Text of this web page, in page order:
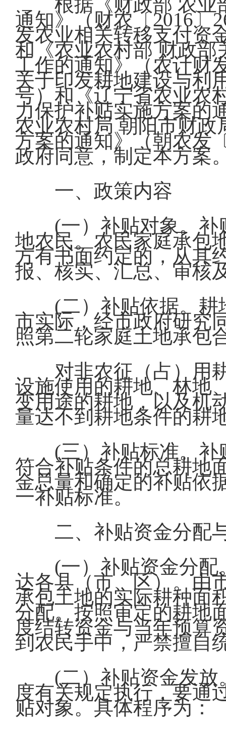
通知》（财农〔2016〕
发农业相关转移支付资
和《农业农村部 财政部
工作的通知》（农计财
关于印发耕地建设与利
号）和《辽宁省农业农
力保护补贴实施方案的
农业农村局 朝阳市财
方案的通知》（朝农发
政府同意，制定本方案
一、政策内容
(一）补贴对象。
地农民。农民家庭承包
方有书面约定的，从其
报、核实、汇总、审核
(二）补贴依据。
市实际，经市政府研究
照第二轮家庭土地承包
对非农征（占）用
设施使用的耕地、林地
变用途的耕地，以及机
量达不到耕地条件的耕
(三）补贴标准。
符合补贴条件的总耕地
金总量和确定的补贴依
一补贴标准。
二、补贴资金分配
(一）补贴资金分
达各县（市、区）。由
承包土地的实际耕种面
分配。按照审定的耕地
度结转资金与当年预算
到农民手中，严禁擅自
(二）补贴资金发
度有关规定执行，要通
贴对象。具体程序为：